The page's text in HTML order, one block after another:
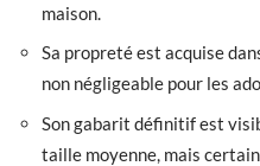
maison.
Sa propreté est acquise
non négligeable pour les
Son gabarit définitif est
taille moyenne, mais